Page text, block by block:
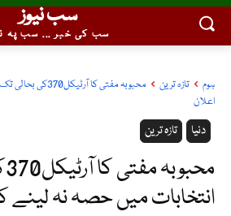
سب نیوز
سب کی خبر ... سب پہ
ہوم تازہ ترین
محبوبہ مفتی کا
اعلان
تازہ ترین دنیا
انتخابات میں حصہ نہ لینے